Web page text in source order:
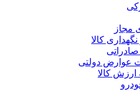
مجاز
کالا
صادراتی
عوارض دولتی
کالا